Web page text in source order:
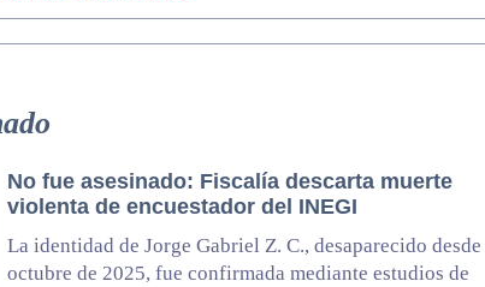
No fue asesinado: Fiscalía descarta muerte
violenta de encuestador del INEGI
La identidad de Jorge Gabriel Z. C., desaparecido desde
octubre de 2025, fue confirmada mediante estudios de